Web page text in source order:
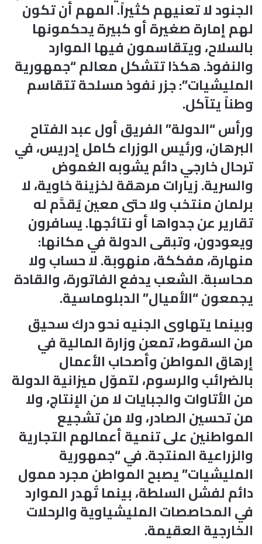
الجنود لا تعنيهم كثيراً. المهم أن تكون
لهم إمارة صغيرة أو كبيرة يحكمونها
بالسلاح، ويتقاسمون فيها الموارد
والنفوذ. هكذا تتشكل معالم “جمهورية
المليشيات”: جزر نفوذ مسلحة تتقاسم
وطناً يتآكل.
ورأس “الدولة” الفريق أول عبد الفتاح
البرهان، ورئيس الوزراء كامل إدريس، في
ترحال خارجي دائم يشوبه الغموض
والسرية. زيارات مرهقة لخزينة خاوية، لا
برلمان منتخب ولا حتى معين يُقدَّم له
تقارير عن جدواها أو نتائجها. يسافرون
ويعودون، وتبقى الدولة في مكانها:
منهارة، مفككة، منهوبة. لا حساب ولا
محاسبة. الشعب يدفع الفاتورة، والقادة
يجمعون “الأميال” الدبلوماسية.
وبينما يتهاوى الجنيه نحو درك سحيق
من السقوط، تمعن وزارة المالية في
إرهاق المواطن وأصحاب الأعمال
بالضرائب والرسوم، لتموّل ميزانية الدولة
من الأتاوات والجبايات لا من الإنتاج، ولا
من تحسين الصادر، ولا من تشجيع
المواطنين على تنمية أعمالهم التجارية
والزراعية المنتجة. في “جمهورية
المليشيات” يصبح المواطن مجرد ممول
دائم لفشل السلطة، بينما تُهدر الموارد
في المحاصصات المليشياوية والرحلات
الخارجية العقيمة.